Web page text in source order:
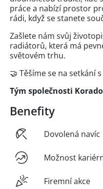
práce a nabízí prostor
rádi, když se stanete
Zašlete nám svůj
radiátorů, která má
světovém trhu.
🤝 Těšíme se na setkání
Tým společnosti
Benefity
Dovolená navíc
Možnost
Firemní akce